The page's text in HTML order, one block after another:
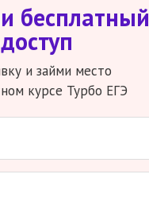
бесплатный
и займи место
курсе Турбо ЕГЭ